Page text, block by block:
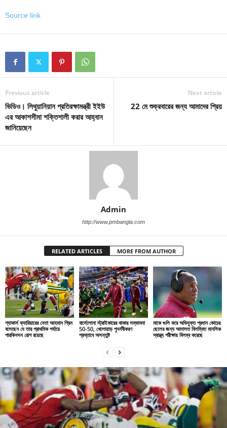
Source link
Previous article
ভিডিও। লিথুয়ানিয়ান প্রতিরক্ষামন্ত্রী ইইউ
এর আকাশসীমা শক্তিশালী করার আহ্বান
জানিয়েছেন
Next article
22 মে শুক্রবারের জন্য আমাদের প্রিয়
Admin
http://www.pmbangla.com
RELATED ARTICLES MORE FROM AUTHOR
প্যাকার্স ক্যারিয়ারের নেতা আহমান গ্রিন
বলেছেন যে তার প্রাথমিক পর্যায়ে
পারকিনসন রোগ রয়েছে
বার্সেলোনা স্ট্রাইকারের থাকার সম্ভাবনা
50-50, খেলোয়াড় পুনর্নবীকরণ
প্রস্তাবে অসন্তুষ্ট
মাকে গুলি করে অভিযুক্ত প্রধান কোচের
ছেলের জন্য আদালত বিলম্বিত মানসিক
স্বাস্থ্য পরীক্ষায় বিলম্ব করেছে